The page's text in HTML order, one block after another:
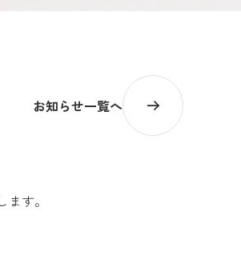
お知らせ一覧へ
す。